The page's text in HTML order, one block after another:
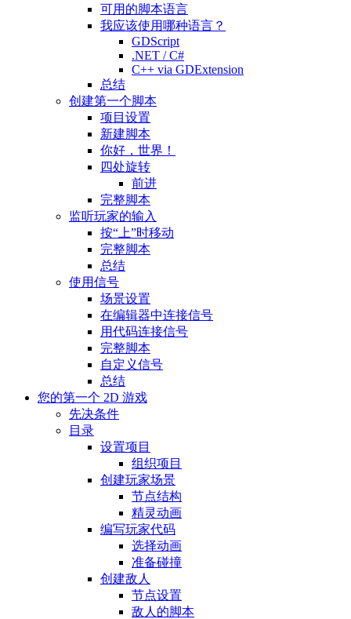
可用的脚本语言
我应该使用哪种语言？
GDScript
.NET / C#
C++ via GDExtension
总结
创建第一个脚本
项目设置
新建脚本
你好，世界！
四处旋转
前进
完整脚本
监听玩家的输入
按“上”时移动
完整脚本
总结
使用信号
场景设置
在编辑器中连接信号
用代码连接信号
完整脚本
自定义信号
总结
您的第一个 2D 游戏
先决条件
目录
设置项目
组织项目
创建玩家场景
节点结构
精灵动画
编写玩家代码
选择动画
准备碰撞
创建敌人
节点设置
敌人的脚本